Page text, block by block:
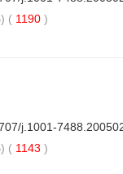
( 1190 )
j.1001-
( 1143 )